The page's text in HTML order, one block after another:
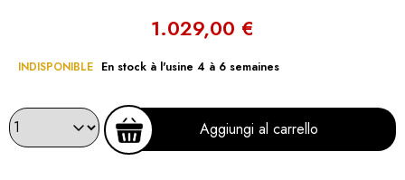
1.029,00 €
INDISPONIBLE En stock à l'usine 4 à 6 semaines
Aggiungi al carrello